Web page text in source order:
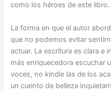
como los héroes de este libro.
La forma en que el autor
que no podemos evitar
actuar. La escritura es clara e
más enriquecedora escuchar
voces, no kindle las de los
un cuento de belleza